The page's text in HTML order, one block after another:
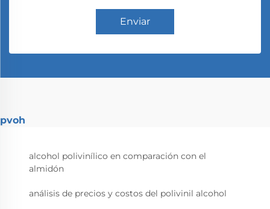
Enviar
pvoh
alcohol polivinílico en comparación con el
almidón
análisis de precios y costos del polivinil alcohol